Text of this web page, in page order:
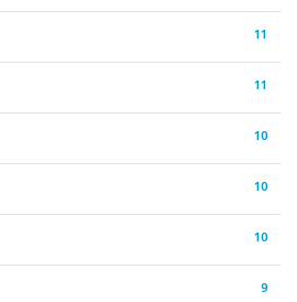
11
11
10
10
10
9